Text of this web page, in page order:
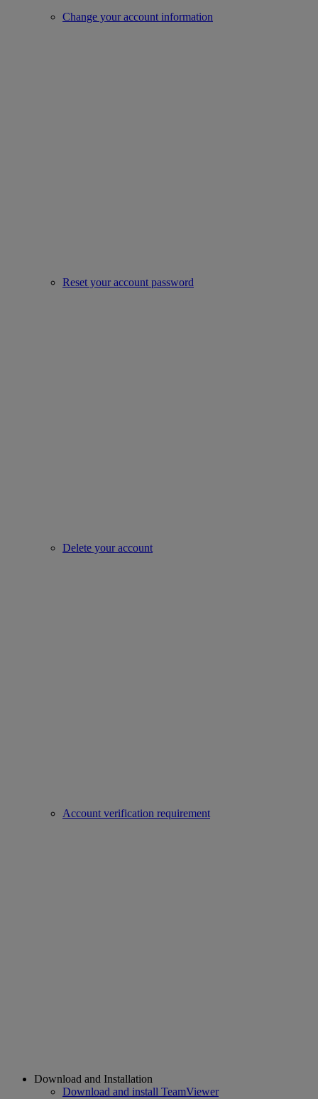
Change your account information
Reset your account password
Delete your account
Account verification requirement
Download and Installation
Download and install TeamViewer